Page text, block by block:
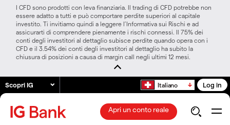
I CFD sono prodotti con leva finanziaria. Il trading di CFD potrebbe non
essere adatto a tutti e può comportare perdite superiori al capitale
investito. Ti invitiamo quindi a leggere l’Informativa sui Rischi e ad
assicurarti di comprendere pienamente i rischi connessi. Il 75% dei
conti degli investitori al dettaglio subisce perdite quando opera con i
CFD e il 3.54% dei conti degli investitori al dettaglio ha subito la
chiusura di posizioni a causa di margin call negli ultimi 12 mesi.
Scopri IG Italiano Log in
Apri un conto reale